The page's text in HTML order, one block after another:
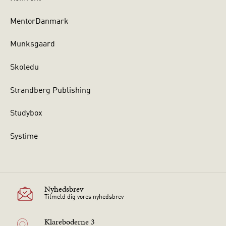
MentorDanmark
Munksgaard
Skoledu
Strandberg Publishing
Studybox
Systime
Nyhedsbrev
Tilmeld dig vores nyhedsbrev
Klareboderne 3